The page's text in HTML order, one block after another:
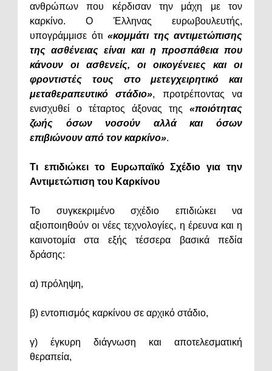
ανθρώπων που κέρδισαν την μάχη με τον
καρκίνο. Ο Έλληνας ευρωβουλευτής,
υπογράμμισε ότι «κομμάτι της αντιμετώπισης
της ασθένειας είναι και η προσπάθεια που
κάνουν οι ασθενείς, οι οικογένειες και οι
φροντιστές τους στο μετεγχειρητικό και
μεταθεραπευτικό στάδιο», προτρέποντας να
ενισχυθεί ο τέταρτος άξονας της «ποιότητας
ζωής όσων νοσούν αλλά και όσων
επιβιώνουν από τον καρκίνο».
Τι επιδιώκει το Ευρωπαϊκό Σχέδιο για την
Αντιμετώπιση του Καρκίνου
Το συγκεκριμένο σχέδιο επιδιώκει να
αξιοποιηθούν οι νέες τεχνολογίες, η έρευνα και η
καινοτομία στα εξής τέσσερα βασικά πεδία
δράσης:
α) πρόληψη,
β) εντοπισμός καρκίνου σε αρχικό στάδιο,
γ) έγκυρη διάγνωση και αποτελεσματική
θεραπεία,